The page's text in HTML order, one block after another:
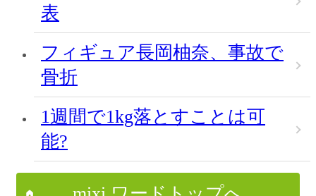
表
フィギュア長岡柚奈、事故で
骨折
1週間で1kg落とすことは可
能?